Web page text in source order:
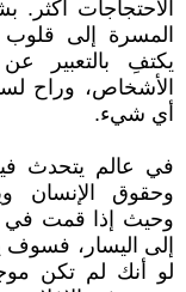
الاحتجاجات
المسرة إلى قلوب
يكتفِ
الأشخاص، وراح
أي شيء.
في عالم يتحدث
وحقوق الإنسان
وحيث إذا قمت في
إلى اليسار،
لو أنك لم تكن